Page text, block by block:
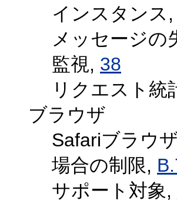
インスタンス,
メッセージ
監視, 38
リクエスト
ブラウザ
Safariブラウ
場合の制限,
サポート対象,